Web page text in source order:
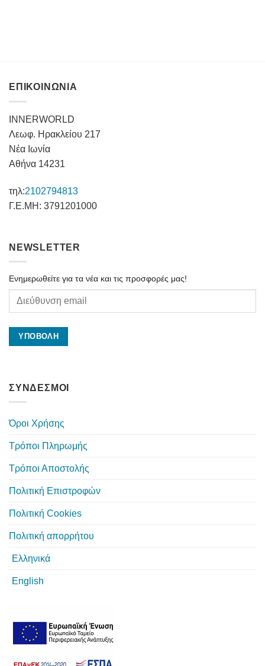
ΕΠΙΚΟΙΝΩΝΙΑ
INNERWORLD
Λεωφ. Ηρακλείου 217
Νέα Ιωνία
Αθήνα 14231
τηλ:2102794813
Γ.Ε.ΜΗ: 3791201000
NEWSLETTER
Ενημερωθείτε για τα νέα και τις προσφορές μας!
ΣΥΝΔΕΣΜΟΙ
Όροι Χρήσης
Τρόποι Πληρωμής
Τρόποι Αποστολής
Πολιτική Επιστροφών
Πολιτική Cookies
Πολιτική απορρήτου
Ελληνικά
English